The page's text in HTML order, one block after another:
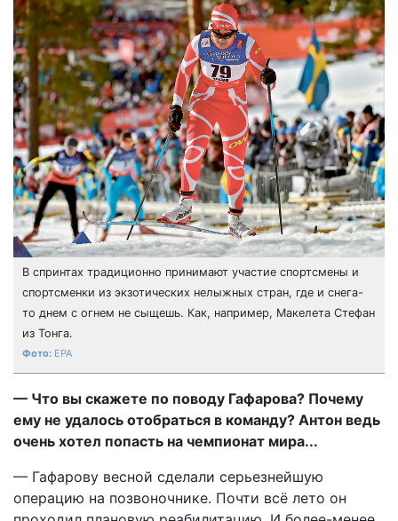
В спринтах традиционно принимают участие спортсмены и
спортсменки из экзотических нелыжных стран, где и снега-
то днем с огнем не сыщешь. Как, например, Макелета Стефан
из Тонга.
EPA
— Что вы скажете по поводу Гафарова? Почему
ему не удалось отобраться в команду? Антон ведь
очень хотел попасть на чемпионат мира...
— Гафарову весной сделали серьезнейшую
операцию на позвоночнике. Почти всё лето он